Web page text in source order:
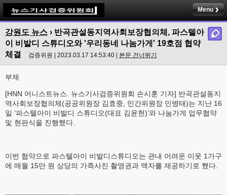
Menu
강원도 뉴스 › 반곡관설동지역사회보장협의체, 파스텔아
이 비발디 스튜디오와 '우리동네 나눔가게' 19호점 협약
체결
검증위원 | 2023.03.17 14:53:40 | 본문 건너뛰기
부제
[HNN 어니스트뉴스. 뉴스기사검증위원회 손시훈 기자] 반곡관설동지
역사회보장협의체(공공위원장 김효중, 민간위원장 민병태)는 지난 16
일 ‘파스텔아이 비발디 스튜디오(대표 김윤현)’와 나눔가게 업무협약
및 현판식을 진행했다.
이번 협약으로 파스텔아이 비발디스튜디오는 관내 어려운 이웃 1가구
에 매월 15만 원 상당의 가족사진 촬영권과 액자를 제공하기로 했다.